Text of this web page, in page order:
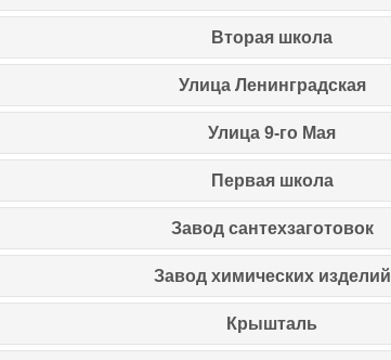
Вторая школа
Улица Ленинградская
Улица 9-го Мая
Первая школа
Завод сантехзаготовок
Завод химических изделий
Крышталь